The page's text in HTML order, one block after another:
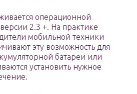
операционной
2.3 +. На практике
мобильной техники
эту возможность для
батареи или
установить нужное